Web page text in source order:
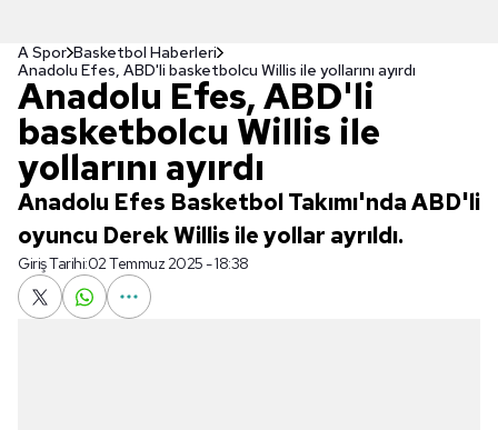
A Spor Basketbol Haberleri
Anadolu Efes, ABD'li basketbolcu Willis ile yollarını ayırdı
Anadolu Efes, ABD'li
basketbolcu Willis ile
yollarını ayırdı
Anadolu Efes Basketbol Takımı'nda ABD'li
oyuncu Derek Willis ile yollar ayrıldı.
Giriş Tarihi:02 Temmuz 2025 - 18:38